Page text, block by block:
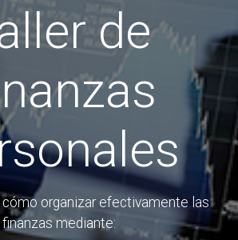
de
organizar efectivamente las
finanzas mediante: